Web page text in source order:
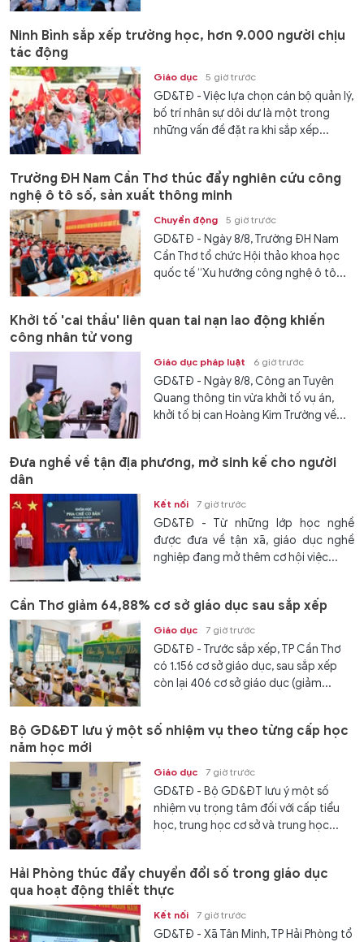
Ninh Bình sắp xếp trường học, hơn 9.000 người chịu
tác động
Giáo dục 5 giờ trước
GD&TĐ - Việc lựa chọn cán bộ quản lý,
bố trí nhân sự dôi dư là một trong
những vấn đề đặt ra khi sắp xếp...
Trường ĐH Nam Cần Thơ thúc đẩy nghiên cứu công
nghệ ô tô số, sản xuất thông minh
Chuyển động 5 giờ trước
GD&TĐ - Ngày 8/8, Trường ĐH Nam
Cần Thơ tổ chức Hội thảo khoa học
quốc tế “Xu hướng công nghệ ô tô...
Khởi tố 'cai thầu' liên quan tai nạn lao động khiến
công nhân tử vong
Giáo dục pháp luật 6 giờ trước
GD&TĐ - Ngày 8/8, Công an Tuyên
Quang thông tin vừa khởi tố vụ án,
khởi tố bị can Hoàng Kim Trường về...
Đưa nghề về tận địa phương, mở sinh kế cho người
dân
Kết nối 7 giờ trước
GD&TĐ - Từ những lớp học nghề
được đưa về tận xã, giáo dục nghề
nghiệp đang mở thêm cơ hội việc...
Cần Thơ giảm 64,88% cơ sở giáo dục sau sắp xếp
Giáo dục 7 giờ trước
GD&TĐ - Trước sắp xếp, TP Cần Thơ
có 1.156 cơ sở giáo dục, sau sắp xếp
còn lại 406 cơ sở giáo dục (giảm...
Bộ GD&ĐT lưu ý một số nhiệm vụ theo từng cấp học
năm học mới
Giáo dục 7 giờ trước
GD&TĐ - Bộ GD&ĐT lưu ý một số
nhiệm vụ trọng tâm đối với cấp tiểu
học, trung học cơ sở và trung học...
Hải Phòng thúc đẩy chuyển đổi số trong giáo dục
qua hoạt động thiết thực
Kết nối 7 giờ trước
GD&TĐ - Xã Tân Minh, TP Hải Phòng tổ